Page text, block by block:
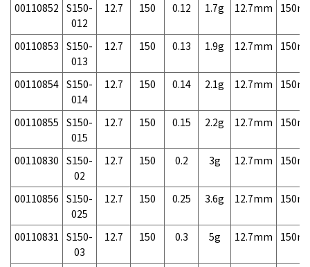
00110852 S150-
012
12.7 150 0.12 1.7g 12.7mm
00110853 S150-
013
12.7 150 0.13 1.9g 12.7mm
00110854 S150-
014
12.7 150 0.14 2.1g 12.7mm
00110855 S150-
015
12.7 150 0.15 2.2g 12.7mm
00110830 S150-
02
12.7 150 0.2 3g 12.7mm
00110856 S150-
025
12.7 150 0.25 3.6g 12.7mm
00110831 S150-
03
12.7 150 0.3 5g 12.7mm